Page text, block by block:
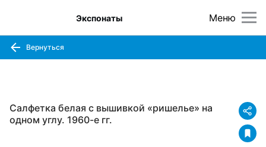
Меню
Экспонаты
Вернуться
Салфетка белая с вышивкой «ришелье» на
одном углу. 1960-е гг.